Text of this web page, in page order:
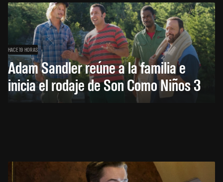
HACE 19 HORAS
Adam Sandler reúne a la familia e
inicia el rodaje de Son Como Niños 3